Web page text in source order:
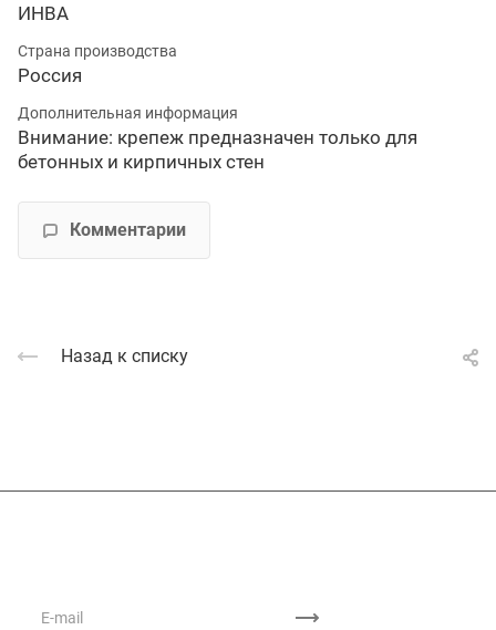
ИНВА
Страна производства
Россия
Дополнительная информация
Внимание: крепеж предназначен только для
бетонных и кирпичных стен
Комментарии
Назад к списку